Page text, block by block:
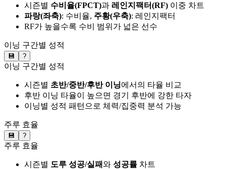
시즌별 수비율(FPCT)과 레인지팩터(RF) 이중 차트
파랑(좌축): 수비율, 주황(우축): 레인지팩터
RF가 높을수록 수비 범위가 넓은 선수
이닝 구간별 성적
💾 ?
이닝 구간별 성적
시즌별 초반/중반/후반 이닝에서의 타율 비교
후반 이닝 타율이 높으면 경기 후반에 강한 타자
이닝별 성적 패턴으로 체력/집중력 분석 가능
주루 효율
💾 ?
주루 효율
시즌별 도루 성공/실패와 성공률 차트